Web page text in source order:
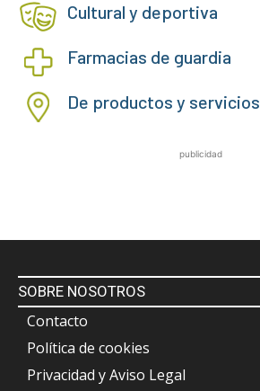
Cultural y deportiva
Farmacias de guardia
De productos y servicios
publicidad
SOBRE NOSOTROS
Contacto
Política de cookies
Privacidad y Aviso Legal